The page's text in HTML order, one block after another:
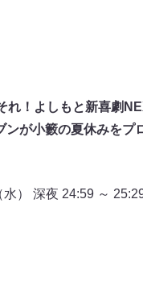
れ！よしもと新喜劇
が小籔の夏休みをプ
） 深夜 24:59 ～